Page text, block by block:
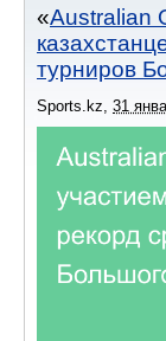
Australian
турниров
Sports.kz, 31